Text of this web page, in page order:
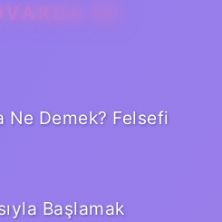
NE
Ne Demek? Felsefi
Başlamak